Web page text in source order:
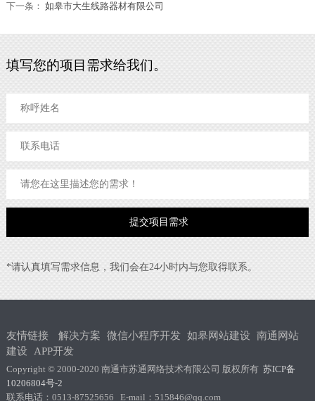
下一条： 如皋市大生线路器材有限公司
填写您的项目需求给我们。
*请认真填写需求信息，我们会在24小时内与您取得联系。
友情链接 解决方案 微信小程序开发 如皋网站建设
南通网站
建设
APP开发
Copyright © 2000-2020 南通市苏通网络技术有限公司 版权所有 苏ICP备
10206804号-2
联系电话：0513-87525656 E-mail：515846@qq.com